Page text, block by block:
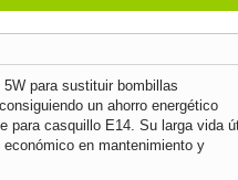
para sustituir bombillas
un ahorro energético
para casquillo E14. Su larga vida
en mantenimiento y